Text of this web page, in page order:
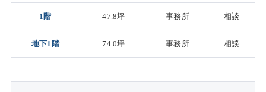
1階 47.8坪 事務所 相談
地下1階 74.0坪 事務所 相談